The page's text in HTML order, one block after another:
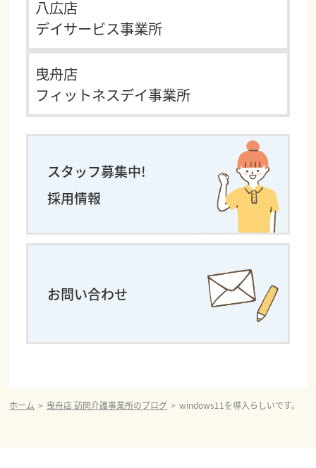
八広店
デイサービス事業所
曳舟店
フィットネスデイ事業所
スタッフ募集中!
採用情報
お問い合わせ
ホーム 曳舟店 訪問介護事業所のブログ windows11を導入らしいです。